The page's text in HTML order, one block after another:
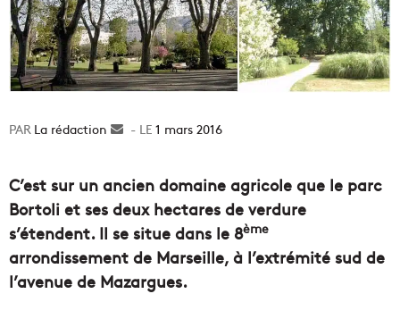
La rédaction
Envoyer1 mars 2016
C’est sur un ancien domaine agricole que le parc
Bortoli et ses deux hectares de verdure
s’étendent. Il se situe dans le 8ème
arrondissement de Marseille, à l’extrémité sud de
l’avenue de Mazargues.